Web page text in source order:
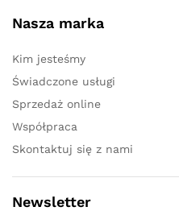
Nasza marka
Kim jesteśmy
Świadczone usługi
Sprzedaż online
Współpraca
Skontaktuj się z nami
Newsletter